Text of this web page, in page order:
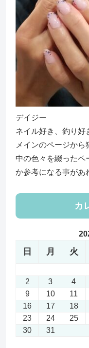
デイジー
ネイル好き、釣り好
メインのページか
中の色々を綴ったペ
か参考になる事が
カ
日 月 火
2
3 4
9
10 11
16
17 18
23
24 25
30
31